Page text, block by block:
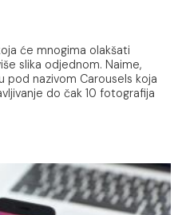
će mnogima olakšati
slika odjednom. Naime,
pod nazivom Carousels koja
do čak 10 fotografija